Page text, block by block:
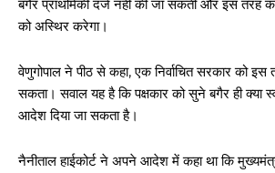
बगैर प्राथमिकी दर्ज नहीं की जा सकती और इस तरह
को अस्थिर करेगा।
वेणुगोपाल ने पीठ से कहा, एक निर्वाचित सरकार को
सकता। सवाल यह है कि पक्षकार को सुने बगैर ही क्या
आदेश दिया जा सकता है।
नैनीताल हाईकोर्ट ने अपने आदेश में कहा था कि